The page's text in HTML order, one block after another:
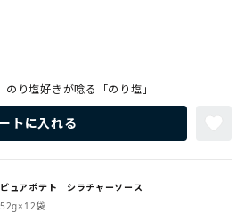
り塩好きが唸る「のり塩」
トに入れる
ピュアポテト シラチャーソース
52g×12袋